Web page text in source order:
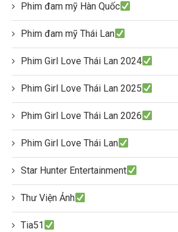
Phim đam mỹ Hàn Quốc
Phim đam mỹ Thái Lan
Phim Girl Love Thái Lan 2024
Phim Girl Love Thái Lan 2025
Phim Girl Love Thái Lan 2026
Phim Girl Love Thái Lan
Star Hunter Entertainment
Thư Viện Ảnh
Tia51